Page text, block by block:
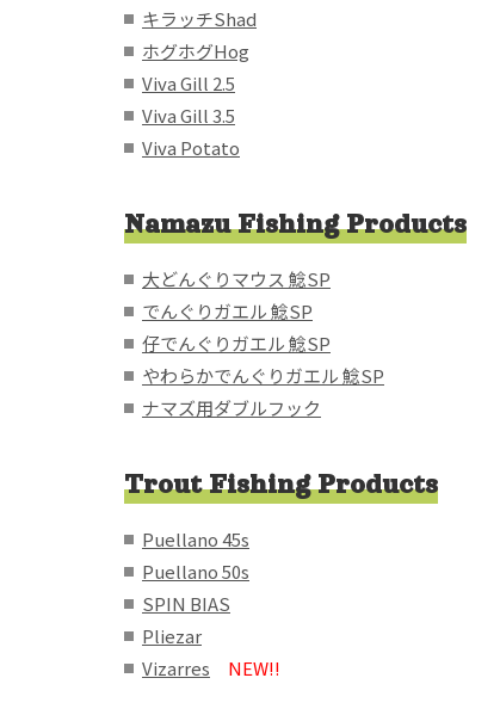
キラッチShad
ホグホグHog
Viva Gill 2.5
Viva Gill 3.5
Viva Potato
Namazu Fishing Products
大どんぐりマウス 鯰SP
でんぐりガエル 鯰SP
仔でんぐりガエル 鯰SP
やわらかでんぐりガエル 鯰SP
ナマズ用ダブルフック
Trout Fishing Products
Puellano 45s
Puellano 50s
SPIN BIAS
Pliezar
Vizarres
NEW!!